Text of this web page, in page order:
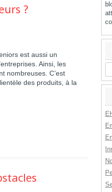
?
est aussi un
Ainsi, les
nombreuses. C’est
des produits, à la